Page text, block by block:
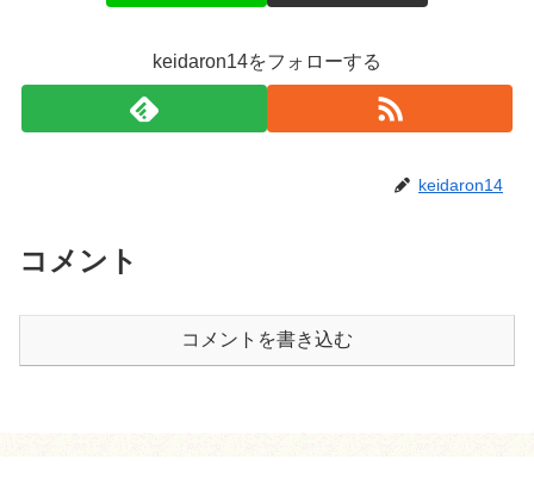
keidaron14をフォローする
keidaron14
コメント
コメントを書き込む